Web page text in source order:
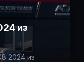
из
2024 из